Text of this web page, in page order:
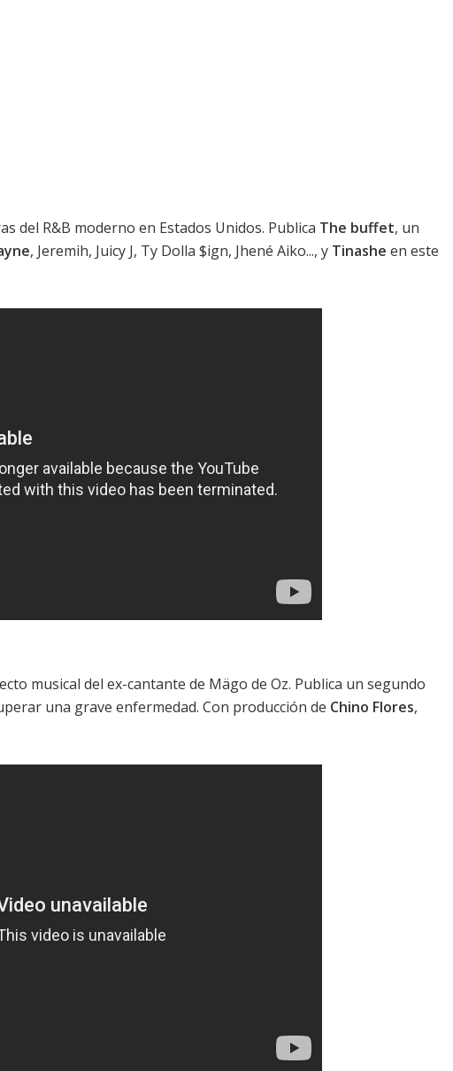
del R&B moderno en Estados Unidos. Publica The buffet, un
, Jeremih, Juicy J, Ty Dolla $ign, Jhené Aiko..., y Tinashe en este
musical del ex-cantante de Mägo de Oz. Publica un segundo
una grave enfermedad. Con producción de Chino Flores,